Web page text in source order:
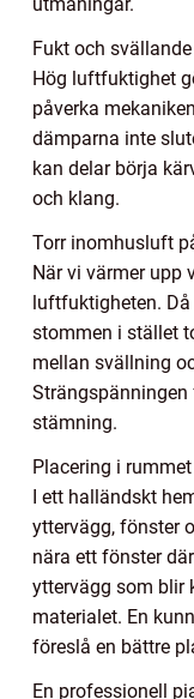
Fukt och
Hög luftfuktighet
påverka
dämparna inte
kan delar börja
och klang.
Torr inomhusluft
När vi värmer upp
luftfuktigheten.
stommen i stället
mellan svällning
stämning.
Placering i
I ett halländskt
yttervägg, fönster
nära ett fönster
yttervägg som blir
materialet. En
föreslå en bättre
En professionell